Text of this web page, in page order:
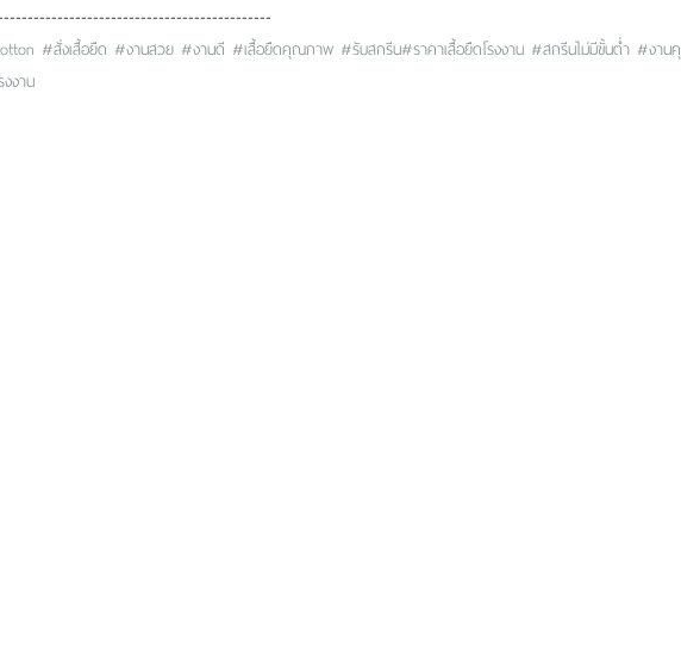
#สั่งเสื้อยืด #งานสวย #งานดี #เสื้อยืดคุณภาพ #รับสกรีน#ราคาเสื้อยืดโรงงาน #สกรีนไม่มีขั้นต่ำ #งาน
งาน